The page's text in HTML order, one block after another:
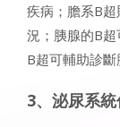
疾病；膽系B
況；胰腺的B
B超可輔助診斷
3、泌尿系